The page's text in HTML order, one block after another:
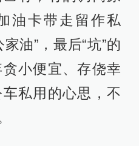
油卡带走留作私
油”，最后“坑”的
小便宜、存侥幸
私用的心思，不